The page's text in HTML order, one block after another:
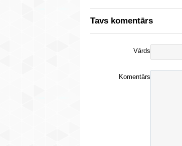
Tavs komentārs
Vārds
Komentārs